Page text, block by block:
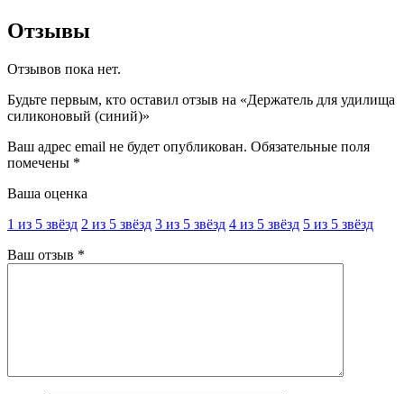
Отзывы
Отзывов пока нет.
Будьте первым, кто оставил отзыв на «Держатель для удилища
силиконовый (синий)»
Ваш адрес email не будет опубликован. Обязательные поля
помечены *
Ваша оценка
1 из 5 звёзд 2 из 5 звёзд 3 из 5 звёзд 4 из 5 звёзд 5 из 5 звёзд
Ваш отзыв *